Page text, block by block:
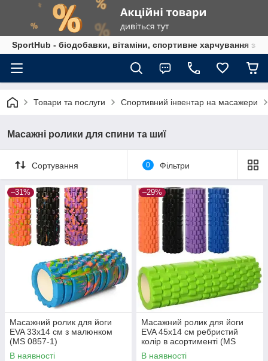
SportHub - біодобавки, вітаміни, спортивне харчування за
Товари та послуги Спортивний інвентар на масажери
Масажні ролики для спини та шиї
Сортування 0 Фільтри
–31%
Масажний ролик для йоги
EVA 33х14 см з малюнком
(MS 0857-1)
В наявності
–29%
Масажний ролик для йоги
EVA 45х14 см ребристий
колір в асортименті (MS
1843-2)
В наявності